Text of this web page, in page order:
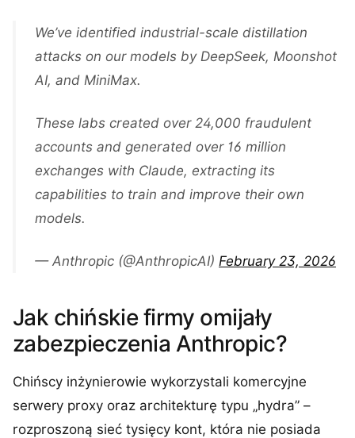
We’ve identified industrial-scale distillation
attacks on our models by DeepSeek, Moonshot
AI, and MiniMax.
These labs created over 24,000 fraudulent
accounts and generated over 16 million
exchanges with Claude, extracting its
capabilities to train and improve their own
models.
— Anthropic (@AnthropicAI) February 23, 2026
Jak chińskie firmy omijały
zabezpieczenia Anthropic?
Chińscy inżynierowie wykorzystali komercyjne
serwery proxy oraz architekturę typu „hydra” –
rozproszoną sieć tysięcy kont, która nie posiada